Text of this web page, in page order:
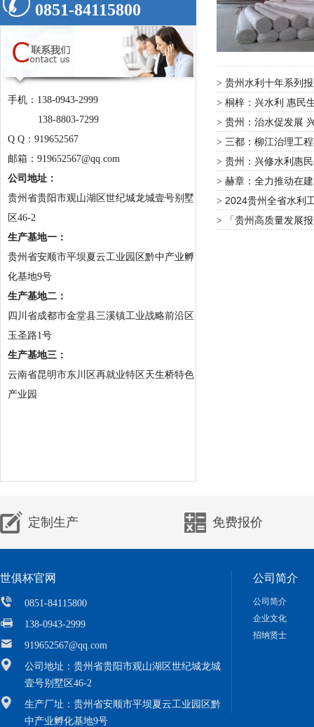
0851-84115800
手机： 138-0943-2999
138-8803-7299
Q Q：919652567
邮箱：919652567@qq.com
公司地址：
贵州省贵阳市观山湖区世纪城龙城壹号别墅
区46-2
生产基地一：
贵州省安顺市平坝夏云工业园区黔中产业孵
化基地9号
生产基地二：
四川省成都市金堂县三溪镇工业战略前沿区
玉圣路1号
生产基地三：
云南省昆明市东川区再就业特区天生桥特色
产业园
> 贵州水利十年系列
> 桐梓：兴水利 惠民
> 贵州：治水促发展
> 三都：柳江治理工
> 贵州：兴修水利惠
> 赫章：全力推动在
> 2024贵州全省水利
> 「贵州高质量发展
定制生产 免费报价
世俱杯官网
0851-84115800
138-0943-2999
919652567@qq.com
公司地址：贵州省贵阳市观山湖区世纪城龙城
壹号别墅区46-2
生产厂址：贵州省安顺市平坝夏云工业园区黔
中产业孵化基地9号
公司简介
公司简介
企业文化
招纳贤士